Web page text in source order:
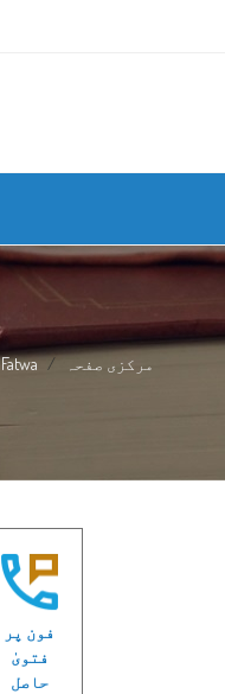
مرکزی صفحہ Fatwa
فون پر
فتویٰ
حاصل